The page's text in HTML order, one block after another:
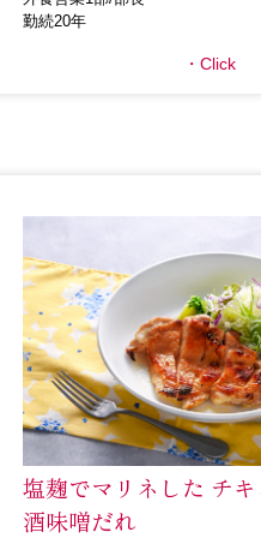
勤続20年
Click
塩麹でマリネした チ
酒味噌だれ